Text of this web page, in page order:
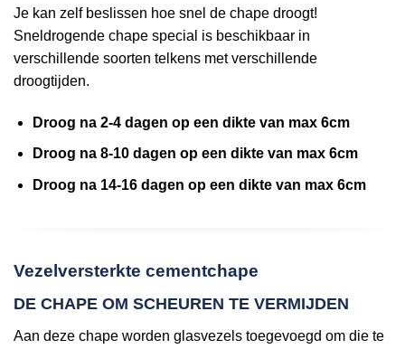
Je kan zelf beslissen hoe snel de chape droogt!
Sneldrogende chape special is beschikbaar in
verschillende soorten telkens met verschillende
droogtijden.
Droog na 2-4 dagen op een dikte van max 6cm
Droog na 8-10 dagen op een dikte van max 6cm
Droog na 14-16 dagen op een dikte van max 6cm
Vezelversterkte cementchape
DE CHAPE OM SCHEUREN TE VERMIJDEN
Aan deze chape worden glasvezels toegevoegd om die te